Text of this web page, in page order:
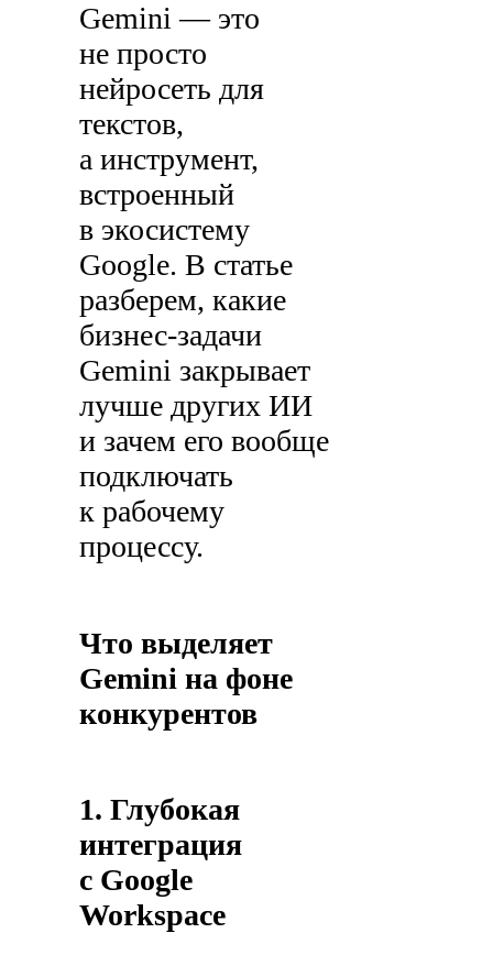
Gemini — это
не просто
нейросеть для
текстов,
а инструмент,
встроенный
в экосистему
Google. В статье
разберем, какие
бизнес-задачи
Gemini закрывает
лучше других ИИ
и зачем его вообще
подключать
к рабочему
процессу.
Что выделяет
Gemini на фоне
конкурентов
1. Глубокая
интеграция
с Google
Workspace